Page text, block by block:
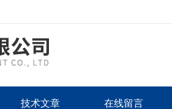
技术文章 在线留言